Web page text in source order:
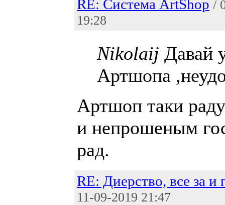
RE: Система ArtShop /
19:28
Nikolaij Давай
Артшопа
Артшоп таки
и непрошеным
рад.
RE: Диерство, все за и
11-09-2019 21:47